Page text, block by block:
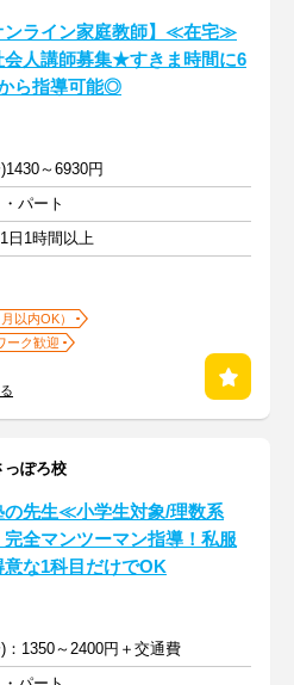
ンライン家庭教師】≪在宅≫
人講師募集★すきま時間に6
ら指導可能◎
～6930円
パート
日1時間以上
以内OK）
ーク歓迎
ぽろ校
の先生≪小学生対象/理数系
全マンツーマン指導！私服
な1科目だけでOK
：1350～2400円＋交通費